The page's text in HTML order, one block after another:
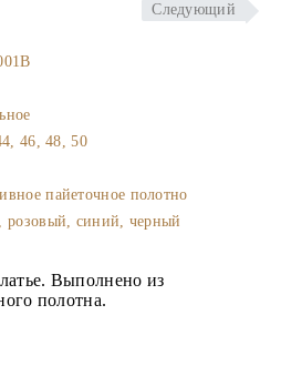
Следующий
46, 48, 50
пайеточное полотно
розовый, синий, черный
Выполнено из
полотна.